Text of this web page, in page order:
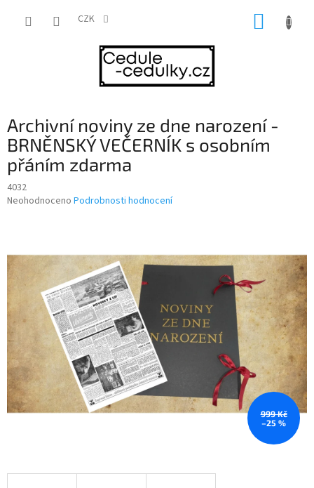
CZK
Archivní noviny ze dne narození -
BRNĚNSKÝ VEČERNÍK s osobním
přáním zdarma
4032
Průměrné
0,0
z
5
hvězdiček.
Neohodnoceno Podrobnosti hodnocení
999 Kč
–25 %